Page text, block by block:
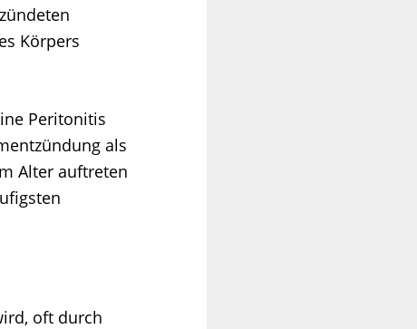
Körpers
Peritonitis
als
Alter auftreten
oft durch